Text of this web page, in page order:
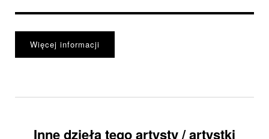
Więcej informacji
Inne dzieła tego artysty / artystki